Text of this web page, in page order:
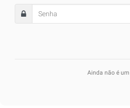
Ainda não é